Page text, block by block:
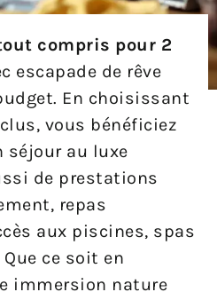
compris pour 2
escapade de rêve
En choisissant
vous bénéficiez
séjour au luxe
de prestations
repas
aux piscines, spas
ce soit en
immersion nature